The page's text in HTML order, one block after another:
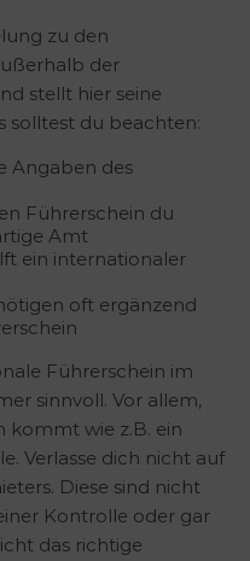
zu den
der
stellt hier seine
solltest du beachten:
Angaben des
Führerschein du
Amt
ein internationaler
oft ergänzend
Führerschein im
sinnvoll. Vor allem,
kommt wie z.B. ein
Verlasse dich nicht auf
Diese sind nicht
Kontrolle oder gar
das richtige